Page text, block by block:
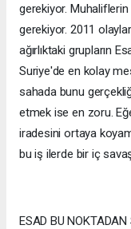
gerekiyor.
gerekiyor. 2011
ağırlıktaki grupların
Suriye'de en kolay
sahada bunu
etmek ise en zoru.
iradesini ortaya
bu iş ilerde bir iç
ESAD BU